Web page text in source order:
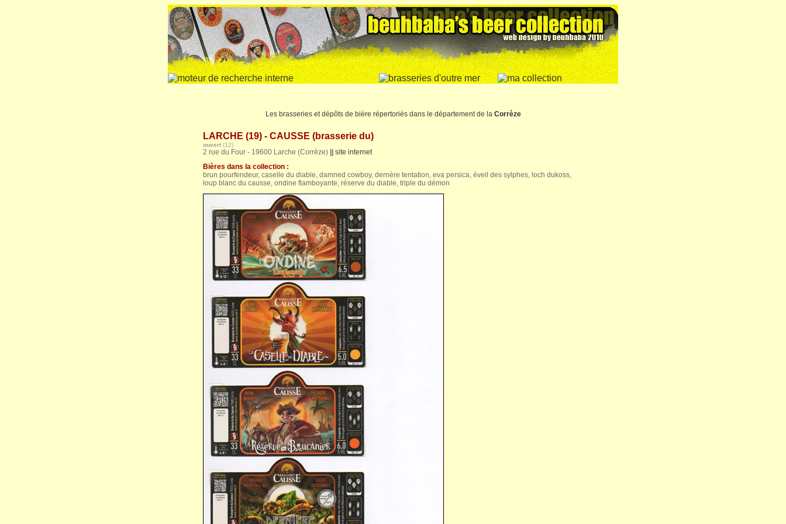
Les brasseries et dépôts de bière répertoriés dans le département de la Corrèze
LARCHE (19) - CAUSSE (brasserie du)
ouvert (12)
2 rue du Four - 19600 Larche (Corrèze)
site internet
Bières dans la collection :
brun pourfendeur, caselle du diable, damned cowboy, dernère tentation, eva persica, éveil des sylphes, loch dukoss,
loup blanc du causse, ondine flamboyante, réserve du diable, triple du démon